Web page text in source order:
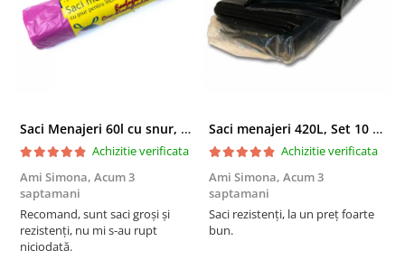
Saci Menajeri 60l cu snur, Roz, 10buc/rola
Achizitie verificata
Ami Simona, Acum 3
saptamani
Recomand, sunt saci groși și
rezistenți, nu mi s-au rupt
niciodată.
Saci menajeri 420L, Set 10 bucati
Achizitie verificata
Ami Simona, Acum 3
saptamani
Saci rezistenți, la un preț foarte
bun.